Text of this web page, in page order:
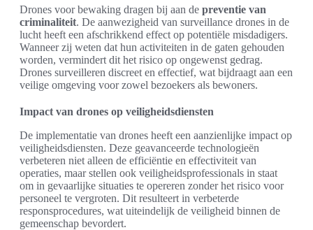
Drones voor bewaking dragen bij aan de preventie van
criminaliteit. De aanwezigheid van surveillance drones in de
lucht heeft een afschrikkend effect op potentiële misdadigers.
Wanneer zij weten dat hun activiteiten in de gaten gehouden
worden, vermindert dit het risico op ongewenst gedrag.
Drones surveilleren discreet en effectief, wat bijdraagt aan een
veilige omgeving voor zowel bezoekers als bewoners.
Impact van drones op veiligheidsdiensten
De implementatie van drones heeft een aanzienlijke impact op
veiligheidsdiensten. Deze geavanceerde technologieën
verbeteren niet alleen de efficiëntie en effectiviteit van
operaties, maar stellen ook veiligheidsprofessionals in staat
om in gevaarlijke situaties te opereren zonder het risico voor
personeel te vergroten. Dit resulteert in verbeterde
responsprocedures, wat uiteindelijk de veiligheid binnen de
gemeenschap bevordert.